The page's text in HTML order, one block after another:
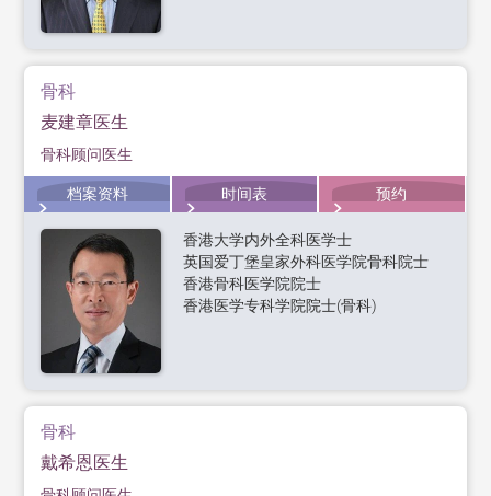
骨科
麦建章医生
骨科顾问医生
档案资料 时间表 预约
香港大学内外全科医学士
英国爱丁堡皇家外科医学院骨科院士
香港骨科医学院院士
香港医学专科学院院士(骨科)
骨科
戴希恩医生